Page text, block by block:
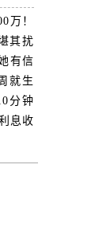
万！
其扰
有信
就生
分钟
息收